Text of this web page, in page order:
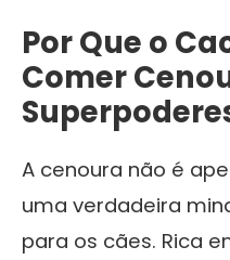
Por Que o
Comer
A cenoura não é
uma verdadeira
para os cães. Rica